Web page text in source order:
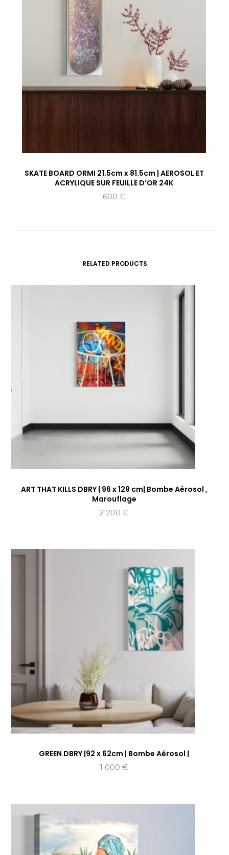
SKATE BOARD ORMI 21.5cm x 81.5cm | AEROSOL ET
ACRYLIQUE SUR FEUILLE D’OR 24K
600 €
RELATED PRODUCTS
ART THAT KILLS DBRY | 96 x 129 cm| Bombe Aérosol ,
Marouflage
2 200€
GREEN DBRY |92 x 62cm | Bombe Aérosol |
1 000€